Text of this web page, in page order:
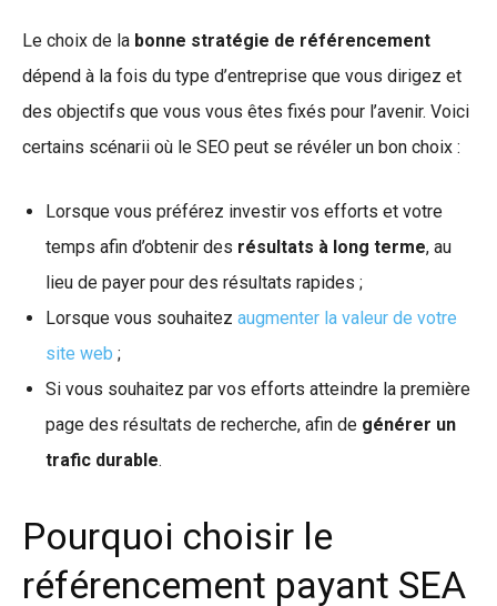
Le choix de la bonne stratégie de référencement
dépend à la fois du type d’entreprise que vous dirigez et
des objectifs que vous vous êtes fixés pour l’avenir. Voici
certains scénarii où le SEO peut se révéler un bon choix :
Lorsque vous préférez investir vos efforts et votre
temps afin d’obtenir des résultats à long terme, au
lieu de payer pour des résultats rapides ;
Lorsque vous souhaitez augmenter la valeur de votre
site web ;
Si vous souhaitez par vos efforts atteindre la première
page des résultats de recherche, afin de générer un
trafic durable.
Pourquoi choisir le
référencement payant SEA